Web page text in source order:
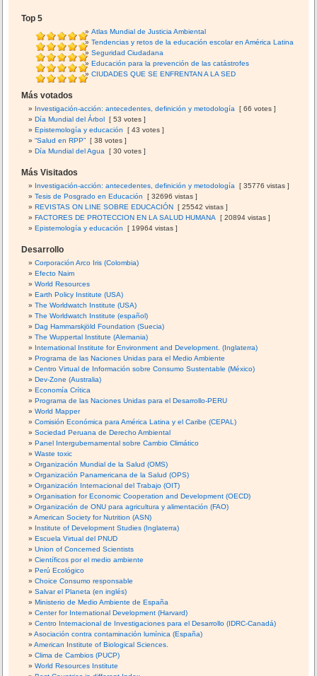
Top 5
Atlas Mundial de Justicia Ambiental
Tendencias y retos de la educación escolar en América Latina
Seguridad Ciudadana
Educación para la prevención de las catástrofes
CIUDADES QUE SE ENFRENTAN A LA SED
Más votados
Investigación-acción: antecedentes, definición y metodología
[ 66 votes ]
Día Mundial del Árbol [ 53 votes ]
Epistemología y educación
[ 43 votes ]
“Salud en RPP” [ 38 votes ]
Día Mundial del Agua
[ 30 votes ]
Más Visitados
Investigación-acción: antecedentes, definición y metodología
[ 35776 vistas ]
Tesis de Posgrado en Educación
[ 32696 vistas ]
REVISTAS ON LINE SOBRE EDUCACIÓN [ 25542 vistas ]
FACTORES DE PROTECCION EN LA SALUD HUMANA
[ 20894 vistas ]
Epistemología y educación
[ 19964 vistas ]
Desarrollo
Corporación Arco Iris (Colombia)
Efecto Naim
World Resources
Earth Policy Institute (USA)
The Worldwatch Institute (USA)
The Worldwatch Institute (español)
Dag Hammarskjöld Foundation (Suecia)
The Wuppertal Institute (Alemania)
International Institute for Environment and Development. (Inglaterra)
Programa de las Naciones Unidas para el Medio Ambiente
Centro Virtual de Información sobre Consumo Sustentable (México)
Dev-Zone (Australia)
Economía Crítica
Programa de las Naciones Unidas para el Desarrollo-PERU
World Mapper
Comisión Económica para América Latina y el Caribe (CEPAL)
Sociedad Peruana de Derecho Ambiental
Panel Intergubernamental sobre Cambio Climático
Waste toxic
Organización Mundial de la Salud (OMS)
Organización Panamericana de la Salud (OPS)
Organización Internacional del Trabajo (OIT)
Organisation for Economic Cooperation and Development (OECD)
Organización de ONU para agricultura y alimentación (FAO)
American Society for Nutrition (ASN)
Institute of Development Studies (Inglaterra)
Escuela Virtual del PNUD
Union of Concerned Scientists
Científicos por el medio ambiente
Perú Ecológico
Choice Consumo responsable
Salvar el Planeta (en inglés)
Ministerio de Medio Ambiente de España
Center for International Development (Harvard)
Centro Internacional de Investigaciones para el Desarrollo (IDRC-Canadá)
Asociación contra contaminación lumínica (España)
American Institute of Biological Sciences.
Clima de Cambios (PUCP)
World Resources Institute